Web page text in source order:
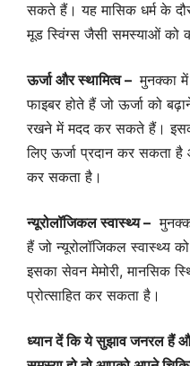
सकते हैं। यह मासिक धर्म के
मूड स्विंग्स जैसी समस्याओं
ऊर्जा और स्थामित्व – मुनक्का में
फाइबर होते हैं जो ऊर्जा को
रखने में मदद कर सकते हैं।
लिए ऊर्जा प्रदान कर सकता
कर सकता है।
न्यूरोलॉजिकल स्वास्थ्य –
हैं जो न्यूरोलॉजिकल स्वास्थ्य
इसका सेवन मेमोरी, मानसिक
प्रोत्साहित कर सकता है।
ध्यान दें कि ये सुझाव जनरल हैं